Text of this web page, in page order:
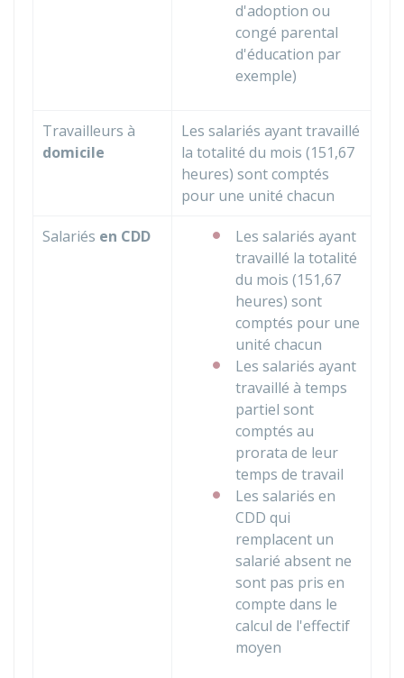
d'adoption ou
congé parental
d'éducation par
exemple)
Travailleurs à
domicile
Les salariés ayant travaillé
la totalité du mois (151,67
heures) sont comptés
pour une unité chacun
Salariés en CDD
Les salariés ayant
travaillé la totalité
du mois (151,67
heures) sont
comptés pour une
unité chacun
Les salariés ayant
travaillé à temps
partiel sont
comptés au
prorata de leur
temps de travail
Les salariés en
CDD qui
remplacent un
salarié absent ne
sont pas pris en
compte dans le
calcul de l'effectif
moyen